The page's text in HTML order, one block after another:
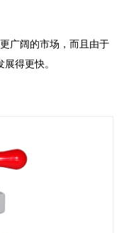
广阔的市场，而且由于
得更快。